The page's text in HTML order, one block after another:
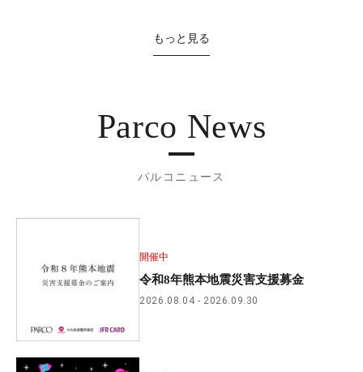
もっと見る
Parco News
パルコニュース
開催中
令和8年熊本地震災害支援募金
2026.08.04 2026.09.30